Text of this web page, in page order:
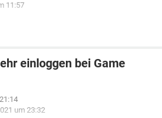
11:57
einloggen bei Game
um 23:32